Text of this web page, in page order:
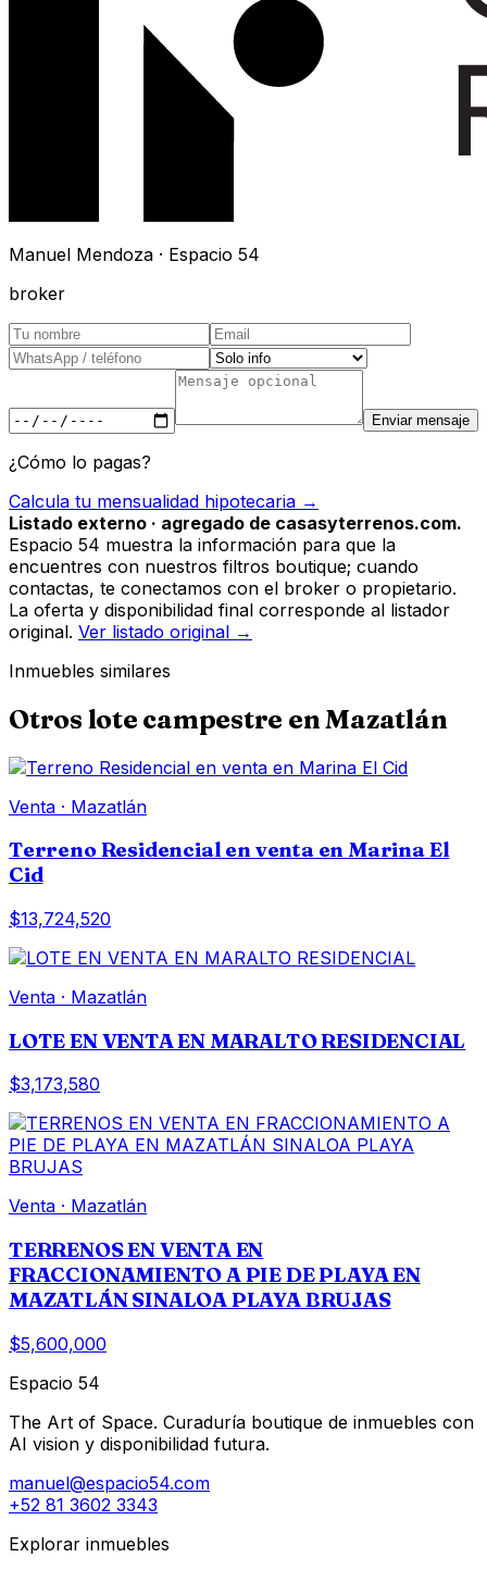
Manuel Mendoza · Espacio 54
broker
Enviar mensaje
¿Cómo lo pagas?
Calcula tu mensualidad hipotecaria →
Listado externo · agregado de casasyterrenos.com.
Espacio 54 muestra la información para que la
encuentres con nuestros filtros boutique; cuando
contactas, te conectamos con el broker o propietario.
La oferta y disponibilidad final corresponde al listador
original. Ver listado original →
Inmuebles similares
Otros lote campestre enMazatlán
Venta · Mazatlán
Terreno Residencial en venta en Marina El
Cid
$13,724,520
Venta · Mazatlán
LOTE EN VENTA EN MARALTO RESIDENCIAL
$3,173,580
Venta · Mazatlán
TERRENOS EN VENTA EN
FRACCIONAMIENTO A PIE DE PLAYA EN
MAZATLÁN SINALOA PLAYA BRUJAS
$5,600,000
Espacio 54
The Art of Space. Curaduría boutique de inmuebles con
AI vision y disponibilidad futura.
manuel@espacio54.com
+52 81 3602 3343
Explorar inmuebles